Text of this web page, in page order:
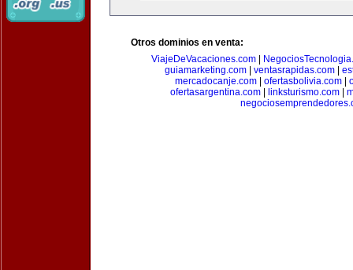
Otros dominios en venta:
ViajeDeVacaciones.com
guiamarketing.com| ventasrapidas.com|
mercadocanje.com
ofertasbolivia.com
ofertasargentina.com| linksturismo.com|